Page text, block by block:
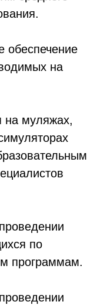
обеспечение
на
на муляжах,
по
программам.